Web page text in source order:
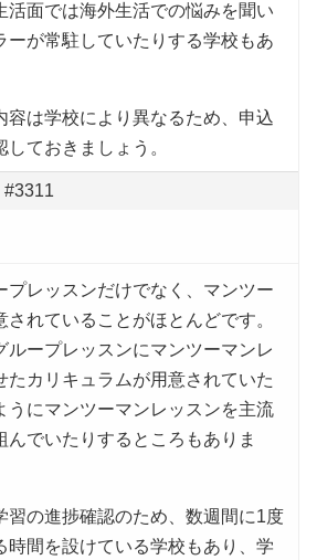
活面では海外生活での悩みを聞い
ーが常駐していたりする学校もあ
容は学校により異なるため、申込
ておきましょう。
#3311
プレッスンだけでなく、マンツー
れていることがほとんどです。
ループレッスンにマンツーマンレ
たカリキュラムが用意されていた
うにマンツーマンレッスンを主流
んでいたりするところもありま
習の進捗確認のため、数週間に1度
時間を設けている学校もあり、学